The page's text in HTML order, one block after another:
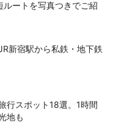
ルートを写真つきでご紹
新宿駅から私鉄・地下鉄
行スポット18選。1時間
地も